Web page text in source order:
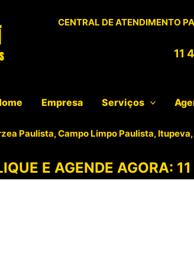
CENTRAL DE ATENDIMENTO
11
Empresa Serviços
Paulista, Campo Limpo Paulista,
E AGENDE AGORA: